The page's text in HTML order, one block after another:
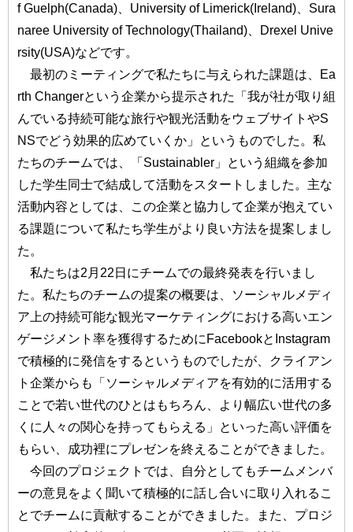
f Guelph(Canada)、University of Limerick(Ireland)、Sura
naree University of Technology(Thailand)、Drexel Unive
rsity(USA)などです。
最初のミーティングで私たちに与えられた課題は、Ea
rth Changerという企業から提示された「我が社が取り組
んでいる持続可能な旅行や観光活動をウェブサイトやS
NSでどう効果的広めていくか」というものでした。私
たちのチームでは、「Sustainabler」という組織を参加
した学生同士で結成して活動をスタートしました。主な
活動内容としては、この企業と協力して企業が抱えてい
る課題について私たち学生がより良い方法を提案しまし
た。
私たちは2月22日にチームでの最終発表を行いまし
た。私たちのチームの提案の概要は、ソーシャルメディ
ア上の持続可能な観光マーケティングにおける高いエン
ゲージメント率を獲得するためにFacebookとInstagram
で積極的に発信をするというものでしたが、クライアン
ト企業からも「ソーシャルメディアを有効的に活用する
ことで若い世代のひとはもちろん、より幅広い世代の多
くに人々の関心を持ってもらえる」といった高い評価を
もらい、成功裡にプレゼンを終えることができました。
今回のプロジェクトでは、自分としてもチームメンバ
ーの意見をよく聞いて積極的に話し合いに取り入れるこ
とでチームに貢献することができました。また、プロジ